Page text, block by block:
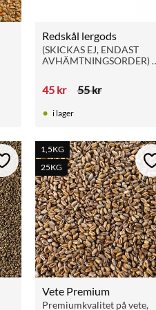
Redskål lergods
(SKICKAS EJ, ENDAST
AVHÄMTNINGSORDER)
45kr 55kr
i lager
Lägg till i favoriter
Vete Premium
Premiumkvalitet på vete,
1,5KG
25KG